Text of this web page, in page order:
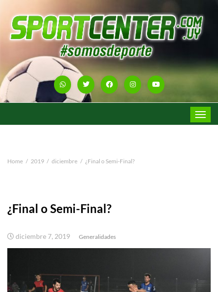
Toggle
Home 2019 diciembre ¿Final o Semi-Final?
¿Final o Semi-Final?
diciembre 7, 2019 Generalidades